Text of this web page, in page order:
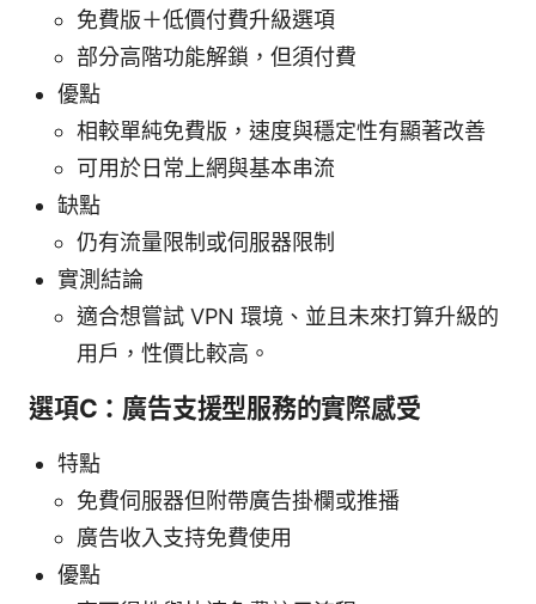
免費版＋低價付費升級選項
部分高階功能解鎖，但須付費
優點
相較單純免費版，速度與穩定性有顯著改善
可用於日常上網與基本串流
缺點
仍有流量限制或伺服器限制
實測結論
適合想嘗試 VPN 環境、並且未來打算升級的
用戶，性價比較高。
選項C：廣告支援型服務的實際感受
特點
免費伺服器但附帶廣告掛欄或推播
廣告收入支持免費使用
優點